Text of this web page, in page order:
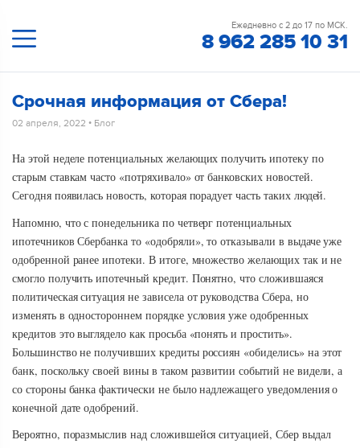
Ежедневно с 2 до 17 по МСК.
8 962 285 10 31
Срочная информация от Сбера!
02 апреля, 2022 • Блог
На этой неделе потенциальных желающих получить ипотеку по
старым ставкам часто «потряхивало» от банковских новостей.
Сегодня появилась новость, которая порадует часть таких людей.
Напомню, что с понедельника по четверг потенциальных
ипотечников Сбербанка то «одобряли», то отказывали в выдаче уже
одобренной ранее ипотеки. В итоге, множество желающих так и не
смогло получить ипотечный кредит. Понятно, что сложившаяся
политическая ситуация не зависела от руководства Сбера, но
изменять в одностороннем порядке условия уже одобренных
кредитов это выглядело как просьба «понять и простить».
Большинство не получивших кредиты россиян «обиделись» на этот
банк, поскольку своей вины в таком развитии событий не видели, а
со стороны банка фактически не было надлежащего уведомления о
конечной дате одобрений.
Вероятно, поразмыслив над сложившейся ситуацией, Сбер выдал